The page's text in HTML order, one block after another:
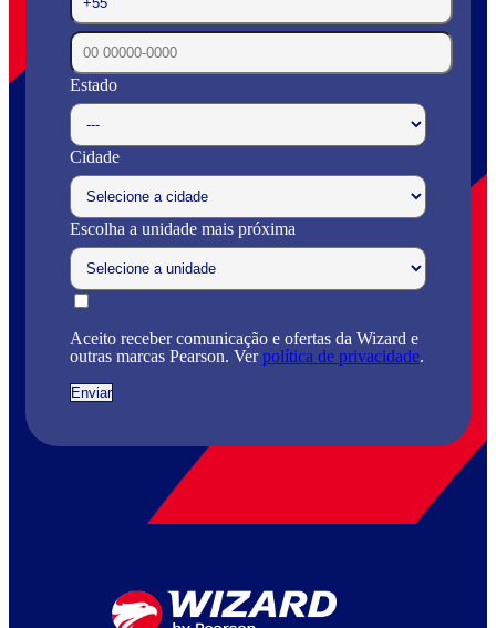
Estado
Cidade
Escolha a unidade mais próxima
Aceito receber comunicação e ofertas da Wizard e
outras marcas Pearson. Verpolítica de privacidade.